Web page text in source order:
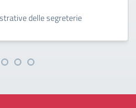
delle segreterie